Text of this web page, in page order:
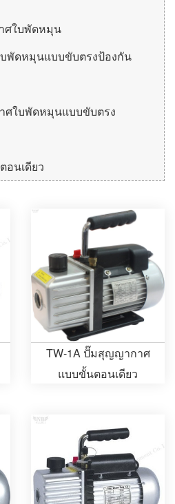
ศใบพัดหมุน
พัดหมุนแบบขับตรงป้องกัน
ใบพัดหมุนแบบขับตรง
นเดียว
TW-1A ปั๊มสุญญากาศ
แบบขั้นตอนเดียว